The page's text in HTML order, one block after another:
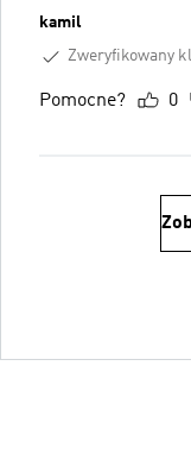
kamil
Zweryfikowany
Pomocne? 0